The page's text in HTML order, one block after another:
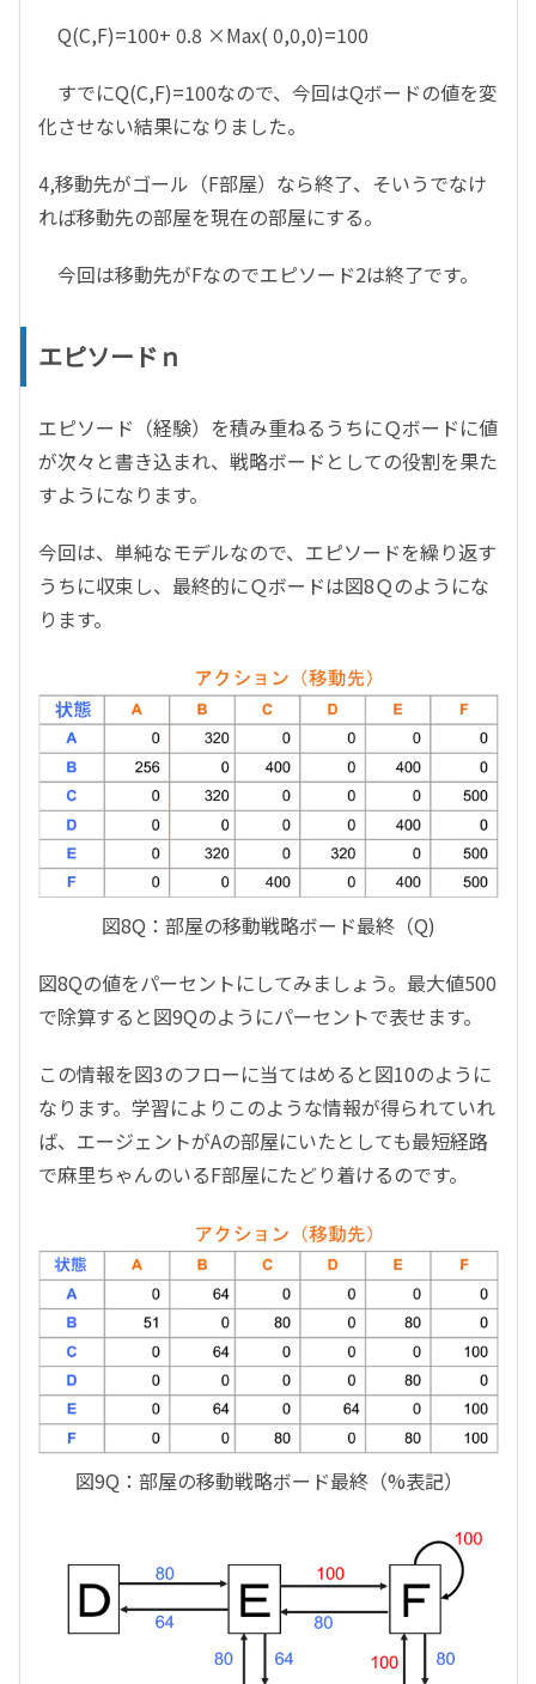
Q(C,F)=100+ 0.8 ×Max( 0,0,0)=100
すでにQ(C,F)=100なので、今回はQボードの値を変
化させない結果になりました。
4,移動先がゴール（F部屋）なら終了、そいうでなけ
れば移動先の部屋を現在の部屋にする。
今回は移動先がFなのでエピソード2は終了です。
エピソードｎ
エピソード（経験）を積み重ねるうちにＱボードに値
が次々と書き込まれ、戦略ボードとしての役割を果た
すようになります。
今回は、単純なモデルなので、エピソードを繰り返す
うちに収束し、最終的にＱボードは図8Ｑのようにな
ります。
図8Q：部屋の移動戦略ボード最終（Q)
図8Qの値をパーセントにしてみましょう。最大値500
で除算すると図9Qのようにパーセントで表せます。
この情報を図3のフローに当てはめると図10のように
なります。学習によりこのような情報が得られていれ
ば、エージェントがAの部屋にいたとしても最短経路
で麻里ちゃんのいるF部屋にたどり着けるのです。
図9Q：部屋の移動戦略ボード最終（%表記）